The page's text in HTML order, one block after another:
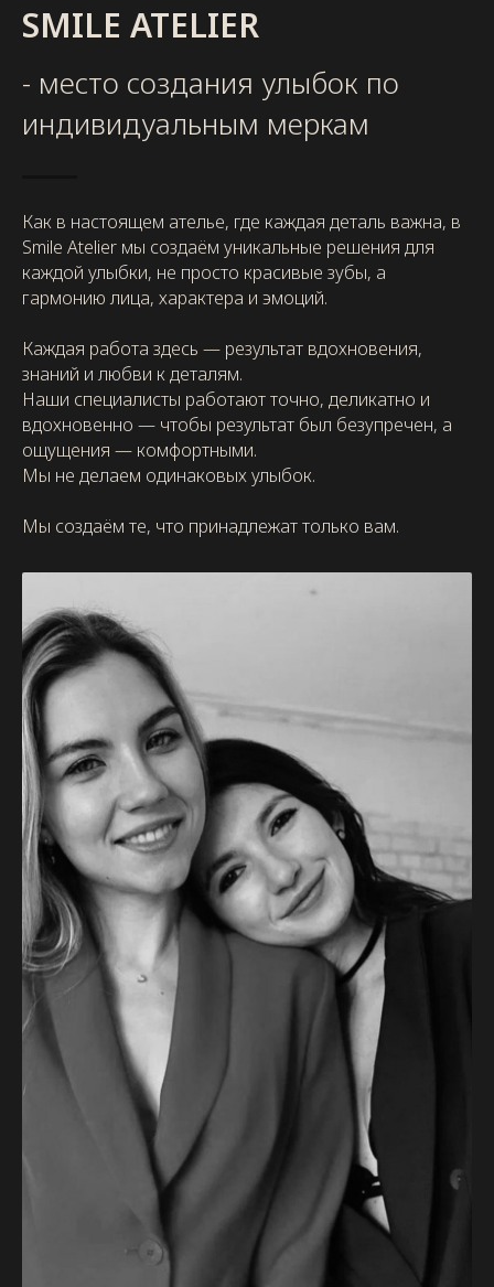
SMILE ATELIER
- место создания улыбок по
индивидуальным меркам
Как в настоящем ателье, где каждая деталь важна, в
Smile Atelier мы создаём уникальные решения для
каждой улыбки, не просто красивые зубы, а
гармонию лица, характера и эмоций.
Каждая работа здесь — результат вдохновения,
знаний и любви к деталям.
Наши специалисты работают точно, деликатно и
вдохновенно — чтобы результат был безупречен, а
ощущения — комфортными.
Мы не делаем одинаковых улыбок.
Мы создаём те, что принадлежат только вам.